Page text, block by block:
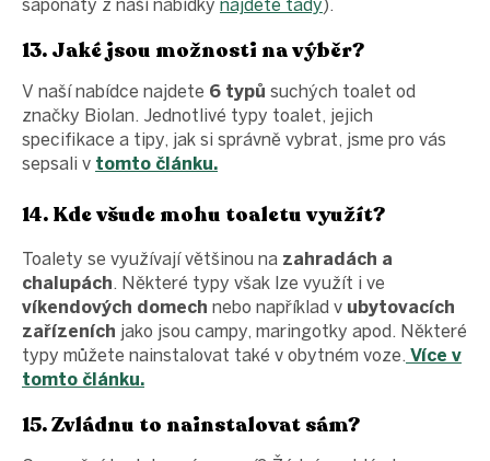
saponáty z naší nabídky najdete tady).
13. Jaké jsou možnosti na výběr?
V naší nabídce najdete 6 typů suchých toalet od
značky Biolan. Jednotlivé typy toalet, jejich
specifikace a tipy, jak si správně vybrat, jsme pro vás
sepsali v tomto článku.
14. Kde všude mohu toaletu využít?
Toalety se využívají většinou na zahradách a
chalupách. Některé typy však lze využít i ve
víkendových domech nebo například v ubytovacích
zařízeních jako jsou campy, maringotky apod. Některé
typy můžete nainstalovat také v obytném voze. Více v
tomto článku.
15. Zvládnu to nainstalovat sám?